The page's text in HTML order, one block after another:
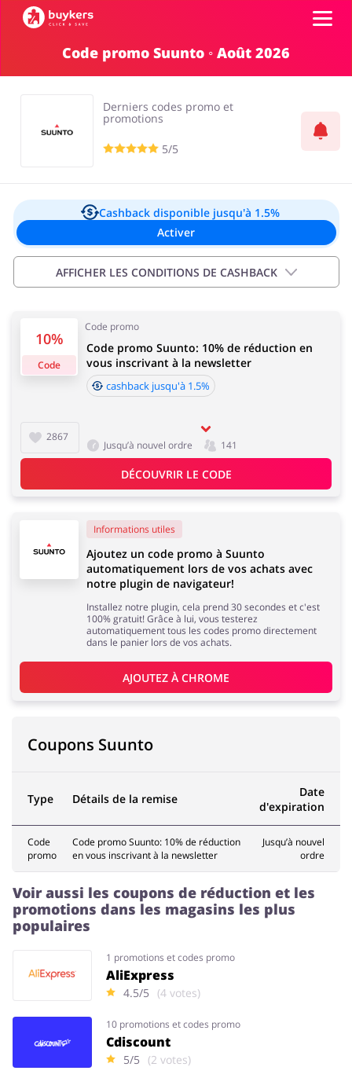
Catégories
Cadeaux & Papeterie Mode
Sports & Loisirs Maison & Jardin
Bijoux & Accessoires
Grands Magasins Tourisme
Électronique &
Électroménager
Santé & Beauté
Services & Voitures
Se connecter
S'inscrire
Code promo Suunto ◦ Août 2026
Derniers codes promo et
promotions
5/5
Cashback disponible jusqu'à 1.5%
Activer
AFFICHER LES CONDITIONS DE CASHBACK
Le cashback apparaîtra sur votre compte dans un délai
de 2 heures à 4 jours.
est de 60 à 90 jours.
10%
Code
Code promo
2867
Code promo Suunto: 10% de réduction en
vous inscrivant à la newsletter
cashback jusqu'à 1.5%
Jusqu’à nouvel ordre 141
DÉCOUVRIR LE CODE
Informations utiles
Ajoutez un code promo à Suunto
automatiquement lors de vos achats avec
notre plugin de navigateur!
Installez notre plugin, cela prend 30 secondes et c'est
100% gratuit! Grâce à lui, vous testerez
automatiquement tous les codes promo directement
dans le panier lors de vos achats.
AJOUTEZ À CHROME
Coupons Suunto
Type Détails de la remise
Date
d'expiration
Code
promo
Code promo Suunto: 10% de réduction
en vous inscrivant à la newsletter
Jusqu’à nouvel
ordre
Voir aussi les coupons de réduction et les
promotions dans les magasins les plus
populaires
1 promotions et codes promo
AliExpress
4.5/5 (4 votes)
10 promotions et codes promo
Cdiscount
5/5 (2 votes)